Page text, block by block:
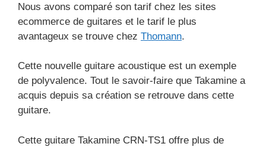
Nous avons comparé son tarif chez les sites
ecommerce de guitares et le tarif le plus
avantageux se trouve chez Thomann.
Cette nouvelle guitare acoustique est un exemple
de polyvalence. Tout le savoir-faire que Takamine a
acquis depuis sa création se retrouve dans cette
guitare.
Cette guitare Takamine CRN-TS1 offre plus de